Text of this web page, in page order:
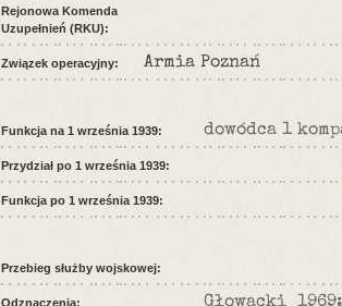
Rejonowa Komenda
Uzupełnień (RKU):
Związek operacyjny: Armia Poznań
Funkcja na 1 września 1939: dowódca 1
Przydział po 1 września 1939:
Funkcja po 1 września 1939:
Przebieg służby wojskowej:
Odznaczenia:
Głowacki